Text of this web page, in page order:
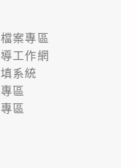
案專區
工作網
系統
區
區